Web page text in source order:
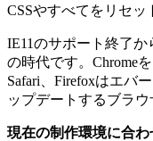
CSSやすべてをリセッ
IE11のサポート終了
の時代です。Chrome
Safari、Firefoxはエバ
ップデートするブラウ
現在の制作環境に合